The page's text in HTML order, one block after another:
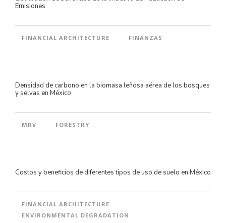
Emisiones
FINANCIAL ARCHITECTURE FINANZAS
Densidad de carbono en la biomasa leñosa aérea de los bosques
y selvas en México
MRV FORESTRY
Costos y beneficios de diferentes tipos de uso de suelo en México
FINANCIAL ARCHITECTURE
ENVIRONMENTAL DEGRADATION